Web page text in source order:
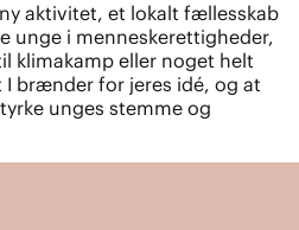
aktivitet, et lokalt fællesskab
unge i menneskerettigheder,
klimakamp eller noget helt
brænder for jeres idé, og at
unges stemme og